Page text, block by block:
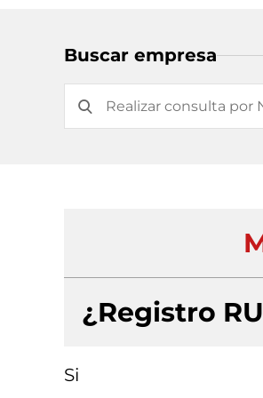
Buscar empresa
¿Registro
Si